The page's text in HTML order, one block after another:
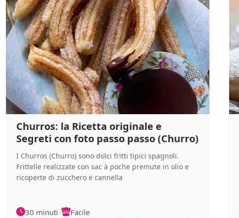
Churros: la Ricetta originale e
Segreti con foto passo passo (Churro)
I Churros (Churro) sono dolci fritti tipici spagnoli.
Frittelle realizzate con sac à poche premute in olio e
ricoperte di zucchero e cannella
30 minuti Facile